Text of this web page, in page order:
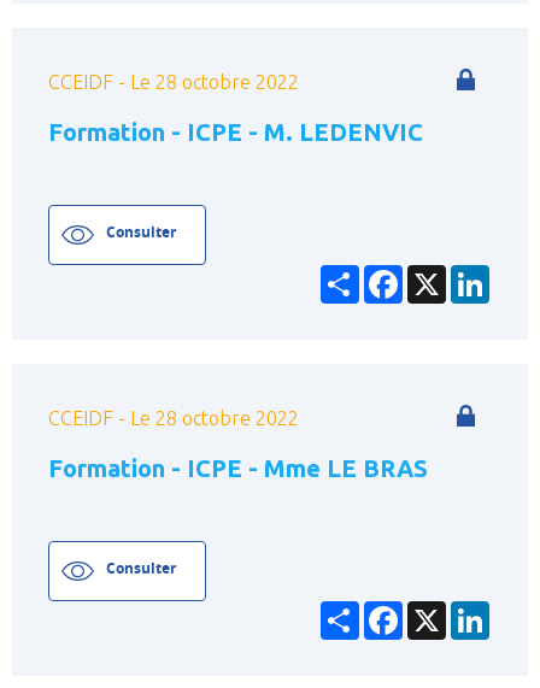
CCEIDF - Le 28 octobre 2022
Formation - ICPE - M. LEDENVIC
Consulter
PartagerFacebook
X
CCEIDF - Le 28 octobre 2022
Formation - ICPE - Mme LE BRAS
Consulter
PartagerFacebook
X